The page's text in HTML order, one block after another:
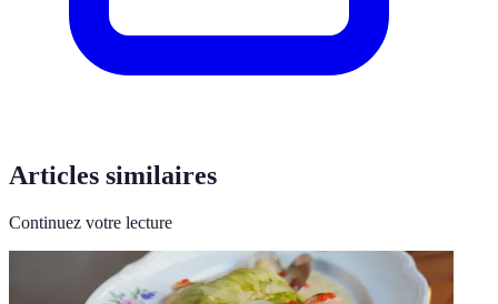
Articles similaires
Continuez votre lecture